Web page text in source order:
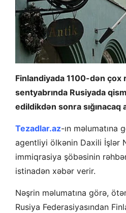
Finlandiyada 1100-dən çox
sentyabrında Rusiyada
edildikdən sonra sığınacaq
Tezadlar.az-ın məlumatına
agentliyi ölkənin Daxili İşlər
immiqrasiya şöbəsinin
istinadən xəbər verir.
Nəşrin məlumatına görə,
Rusiya Federasiyasından